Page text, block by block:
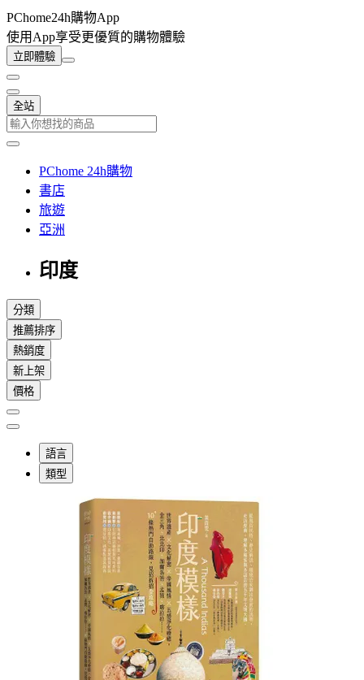
PChome24h購物App
使用App享受更優質的購物體驗
立即體驗
全站
PChome 24h購物
書店
旅遊
亞洲
印度
分類
推薦排序
熱銷度
新上架
價格
語言
類型